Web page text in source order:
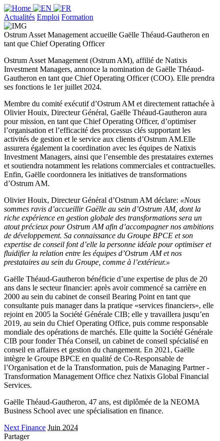
Actualités Emploi Formation
Ostrum Asset Management accueille Gaëlle Théaud-Gautheron en
tant que Chief Operating Officer
Ostrum Asset Management (Ostrum AM), affilié de Natixis
Investment Managers, annonce la nomination de Gaëlle Théaud-
Gautheron en tant que Chief Operating Officer (COO). Elle prendra
ses fonctions le 1er juillet 2024.
Membre du comité exécutif d’Ostrum AM et directement rattachée à
Olivier Houix, Directeur Général, Gaëlle Théaud-Gautheron aura
pour mission, en tant que Chief Operating Officer, d’optimiser
l’organisation et l’efficacité des processus clés supportant les
activités de gestion et le service aux clients d’Ostrum AM.Elle
assurera également la coordination avec les équipes de Natixis
Investment Managers, ainsi que l’ensemble des prestataires externes
et soutiendra notamment les relations commerciales et contractuelles.
Enfin, Gaëlle coordonnera les initiatives de transformations
d’Ostrum AM.
Olivier Houix, Directeur Général d’Ostrum AM déclare: «Nous
sommes ravis d’accueillir Gaëlle au sein d’Ostrum AM, dont la
riche expérience en gestion globale des transformations sera un
atout précieux pour Ostrum AM afin d’accompagner nos ambitions
de développement. Sa connaissance du Groupe BPCE et son
expertise de conseil font d’elle la personne idéale pour optimiser et
fluidifier la relation entre les équipes d’Ostrum AM et nos
prestataires au sein du Groupe, comme à l’extérieur.»
Gaëlle Théaud-Gautheron bénéficie d’une expertise de plus de 20
ans dans le secteur financier: après avoir commencé sa carrière en
2000 au sein du cabinet de conseil Bearing Point en tant que
consultante puis manager dans la pratique «services financiers», elle
rejoint en 2005 la Société Générale CIB; elle y travaillera jusqu’en
2019, au sein du Chief Operating Office, puis comme responsable
mondiale des opérations de marchés. Elle quitte la Société Générale
CIB pour fonder Théa Conseil, un cabinet de conseil spécialisé en
conseil en affaires et gestion du changement. En 2021, Gaëlle
intègre le Groupe BPCE en qualité de Co-Responsable de
l’Organisation et de la Transformation, puis de Managing Partner -
Transformation Management Office chez Natixis Global Financial
Services.
Gaëlle Théaud-Gautheron, 47 ans, est diplômée de la NEOMA
Business School avec une spécialisation en finance.
Next Finance Juin 2024
Partager